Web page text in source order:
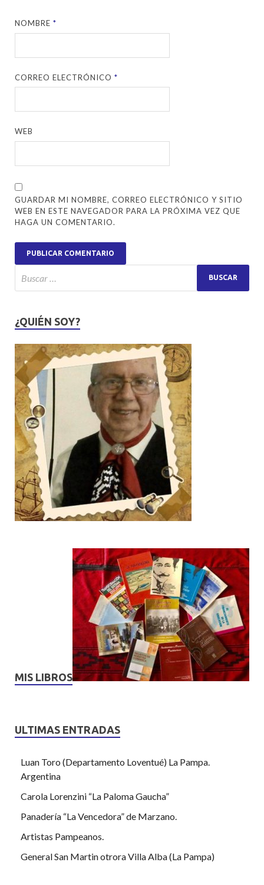
NOMBRE*
CORREO ELECTRÓNICO*
WEB
GUARDAR MI NOMBRE, CORREO ELECTRÓNICO Y SITIO
WEB EN ESTE NAVEGADOR PARA LA PRÓXIMA VEZ QUE
HAGA UN COMENTARIO.
¿QUIÉN SOY?
MIS LIBROS
ULTIMAS ENTRADAS
Luan Toro (Departamento Loventué) La Pampa.
Argentina
Carola Lorenzini “La Paloma Gaucha”
Panadería “La Vencedora” de Marzano.
Artistas Pampeanos.
General San Martin otrora Villa Alba (La Pampa)